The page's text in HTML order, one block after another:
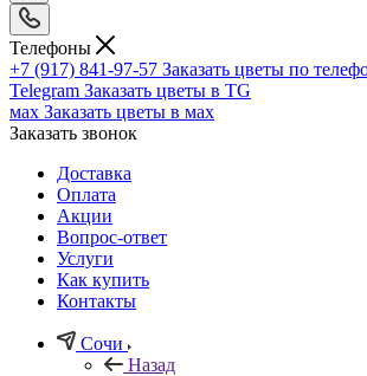
Телефоны
+7 (917) 841-97-57 Заказать цветы по
Telegram Заказать цветы в TG
мах Заказать цветы в мах
Заказать звонок
Доставка
Оплата
Акции
Вопрос-ответ
Услуги
Как купить
Контакты
Сочи
Назад